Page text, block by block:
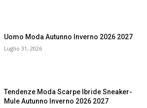
Uomo Moda Autunno Inverno 2026 2027
Luglio 31, 2026
Tendenze Moda Scarpe Ibride Sneaker-
Mule Autunno Inverno 2026 2027